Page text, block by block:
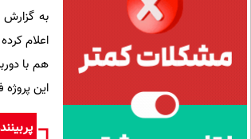
به
اعلام
هم با
این پروژه